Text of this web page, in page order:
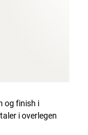
og finish i
i overlegen